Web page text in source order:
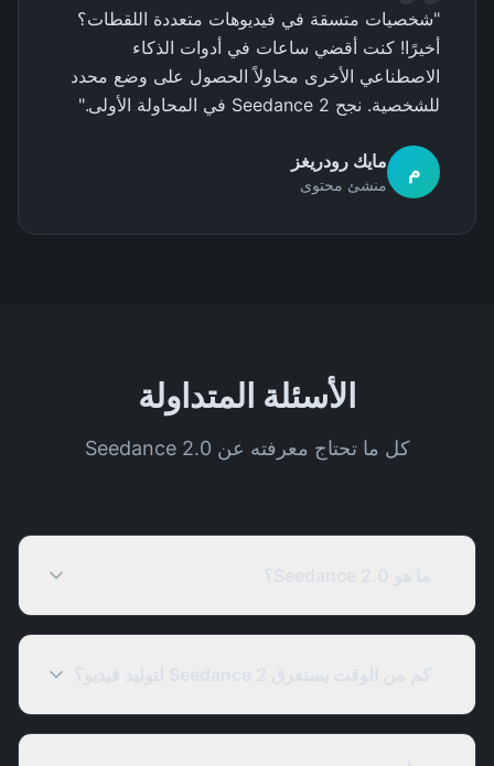
"شخصيات متسقة في فيديوهات متعددة اللقطات؟
أخيرًا! كنت أقضي ساعات في أدوات الذكاء
الاصطناعي الأخرى محاولاً الحصول على وضع محدد
للشخصية. نجح Seedance 2 في المحاولة الأولى.
"
م مايك رودريغز
منشئ محتوى
الأسئلة المتداولة
كل ما تحتاج معرفته عن Seedance 2.0